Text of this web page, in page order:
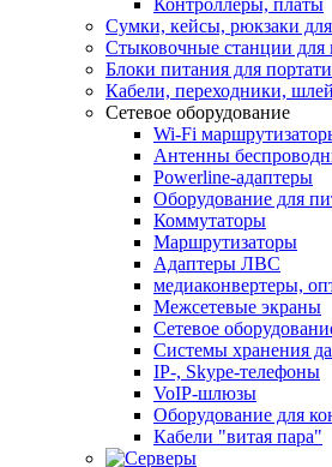
Сумки, кейсы, рюкзаки для
Стыковочные станции для
Блоки питания для
Кабели, переходники,
Сетевое оборудование
Wi-Fi
Антенны
Powerline-адаптеры
Оборудование для
Коммутаторы
Маршрутизаторы
Адаптеры ЛВС
медиаконвертеры,
Межсетевые экраны
Сетевое
Системы хранения
IP-, Skype-телефоны
VoIP-шлюзы
Оборудование для
Кабели "витая пара"